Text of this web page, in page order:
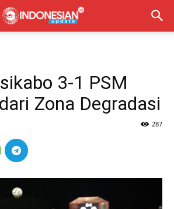
3-1 PSM
Zona Degradasi
287